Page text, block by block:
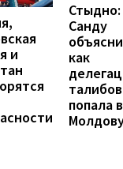
и
Стыдно:
Санду
как
талибов
попала в